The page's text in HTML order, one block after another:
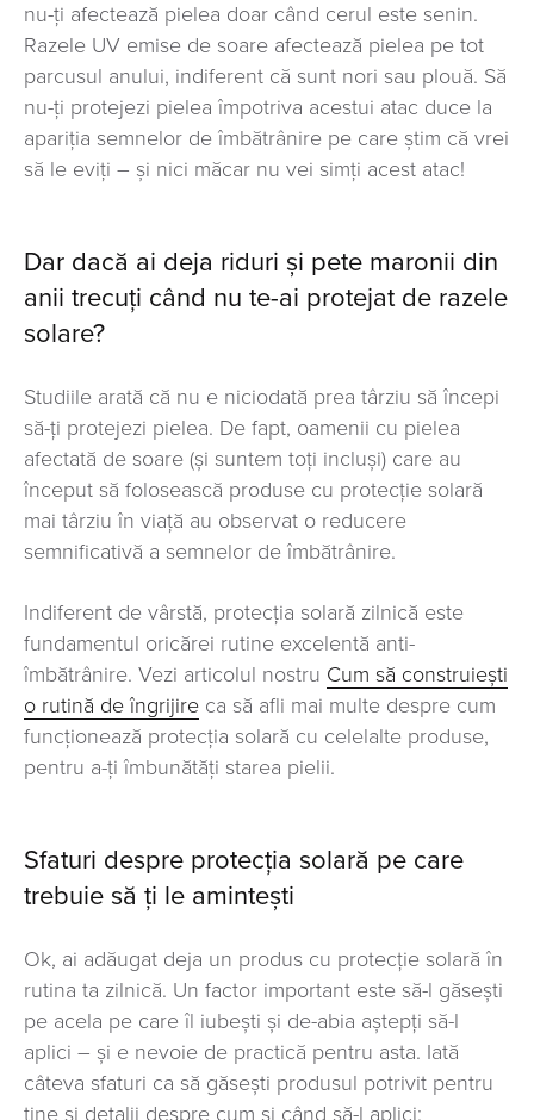
nu-ți afectează pielea doar când cerul este senin.
Razele UV emise de soare afectează pielea pe tot
parcusul anului, indiferent că sunt nori sau plouă. Să
nu-ți protejezi pielea împotriva acestui atac duce la
apariția semnelor de îmbătrânire pe care știm că vrei
să le eviți – și nici măcar nu vei simți acest atac!
Dar dacă ai deja riduri și pete maronii din
anii trecuți când nu te-ai protejat de razele
solare?
Studiile arată că nu e niciodată prea târziu să începi
să-ți protejezi pielea. De fapt, oamenii cu pielea
afectată de soare (și suntem toți incluși) care au
început să folosească produse cu protecție solară
mai târziu în viață au observat o reducere
semnificativă a semnelor de îmbătrânire.
Indiferent de vârstă, protecția solară zilnică este
fundamentul oricărei rutine excelentă anti-
îmbătrânire. Vezi articolul nostru Cum să construiești
o rutină de îngrijire ca să afli mai multe despre cum
funcționează protecția solară cu celelalte produse,
pentru a-ți îmbunătăți starea pielii.
Sfaturi despre protecția solară pe care
trebuie să ți le amintești
Ok, ai adăugat deja un produs cu protecție solară în
rutina ta zilnică. Un factor important este să-l găsești
pe acela pe care îl iubești și de-abia aștepți să-l
aplici – și e nevoie de practică pentru asta. Iată
câteva sfaturi ca să găsești produsul potrivit pentru
tine și detalii despre cum și când să-l aplici: